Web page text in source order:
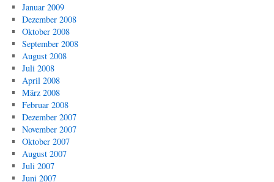
Januar 2009
Dezember 2008
Oktober 2008
September 2008
August 2008
Juli 2008
April 2008
März 2008
Februar 2008
Dezember 2007
November 2007
Oktober 2007
August 2007
Juli 2007
Juni 2007